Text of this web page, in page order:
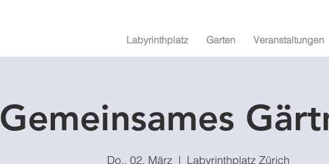
Labyrinthplatz Garten Veranstaltungen
Gemeinsames
Do., 02. März
  |
Labyrinthplatz Zürich